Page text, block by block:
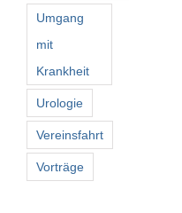
Umgang
mit
Krankheit
Urologie
Vereinsfahrt
Vorträge